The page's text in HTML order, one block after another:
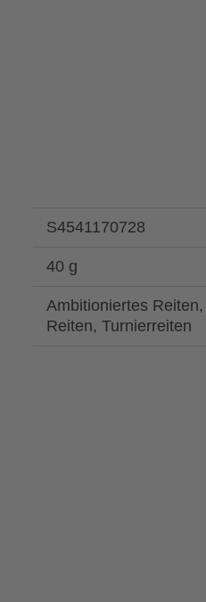
S4541170728
40 g
Ambitioniertes
Reiten, Turnierreiten